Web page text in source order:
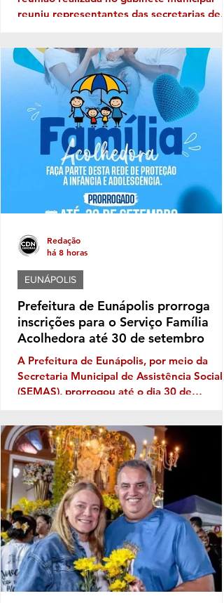
reuniu representantes das secretarias de
organização do evento, incluindo aspectos
relacionados à logística, segurança,
estrutura e participação das instituições.
Neste ano, o desfile terá como tema
de Todos os Povos: Equidade, Memória e
Resistência", propondo uma reflexão
diversidade que constitui a identidade
Prefeitura de Eunápolis prorroga
inscrições para o Serviço Família
Acolhedora até 30 de setembro
A Prefeitura de Eunápolis, por meio da
Secretaria Municipal de Assistência Social
(SEMAS), prorrogou até o dia 30 de
Família Acolhedora, iniciativa que busca
fortalecer a rede de proteção à infância e à
adolescência no município. O programa é
destinado a famílias e pessoas interessadas
em acolher temporariamente crianças e
adolescentes que, por determinação
precisaram ser afastados do convívio
de origem. Durante esse pe
EUNÁPOLIS
Redação
há 8 horas